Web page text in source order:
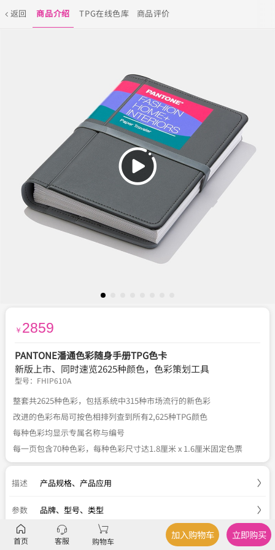
返回 商品介绍 TPG在线色库 商品评价
￥ 2859
PANTONE潘通色彩随身手册TPG色卡
新版上市、同时速览2625种颜色，色彩策划工具
型号： FHIP610A
整套共2625种色彩，包括系统中315种市场流行的新色彩
改进的色彩布局可按色相排列查到所有2,625种TPG颜色
每种色彩均显示专属名称与编号
每一页包含70种色彩，每种色彩尺寸达1.8厘米 x 1.6厘米固定色票
描述 产品规格、 产品应用
参数 品牌、型号、类型
服务 官方正品 关于税费、 七天退换
首页 客服 购物车
加入购物车 立即购买